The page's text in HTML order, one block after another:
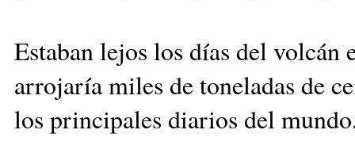
Estaban lejos los días del
arrojaría miles de toneladas de
los principales diarios del